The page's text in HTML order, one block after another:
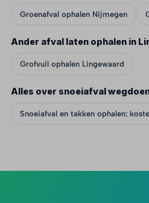
Groenafval ophalen Nijmegen
Ander afval laten ophalen in
Grofvuil ophalen Lingewaard
Alles over snoeiafval
Snoeiafval en takken ophalen: